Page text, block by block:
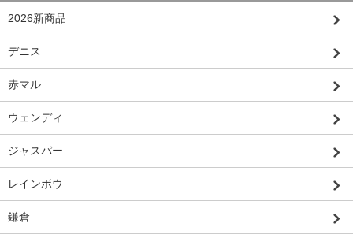
2026新商品
デニス
赤マル
ウェンディ
ジャスパー
レインボウ
鎌倉